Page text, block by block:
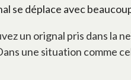
se déplace avec
un orignal pris dans la
une situation comme